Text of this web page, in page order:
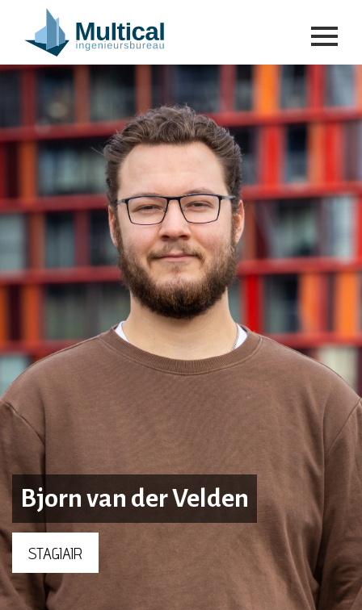
Bjorn van der Velden
STAGIAIR